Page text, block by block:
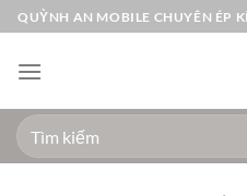
Bỏ
qua
nội
QUỲNH AN MOBILE CHUYÊN ÉP
Tìm
kiếm: